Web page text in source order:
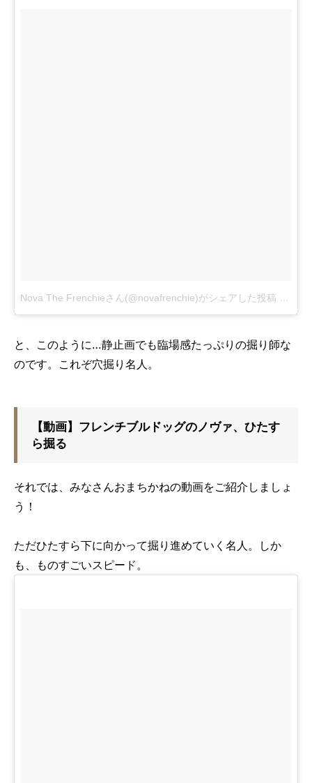
Nova The Frenchieさん(@novafrenchie)がシェアした投稿
と、このように…静止画でも臨場感たっぷりの掘り師な
のです。これぞ穴掘り名人。
【動画】フレンチブルドッグのノヴァ、ひたす
ら掘る
それでは、みなさんおまちかねの動画をご紹介しましょ
う！
ただひたすら下に向かって掘り進めていく名人。しか
も、ものすごいスピード。